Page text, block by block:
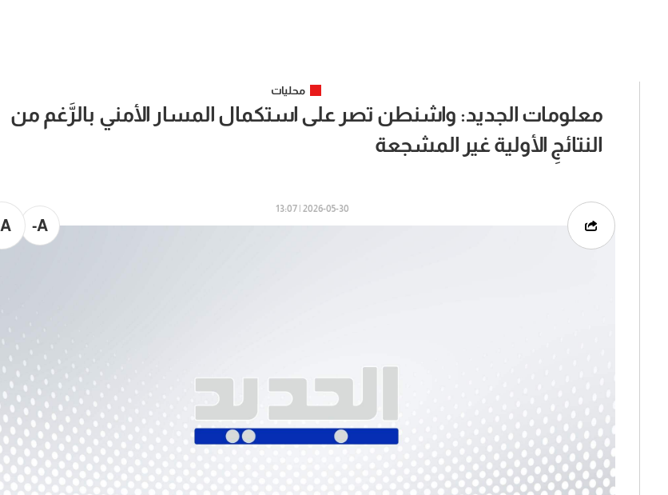
محليات
معلومات الجديد: واشنطن تصر على استكمال المسار الأمني بالرَّغم من
النتائجِ الأولية غير المشجعة
2026-05-30 | 13:07
A-
A+